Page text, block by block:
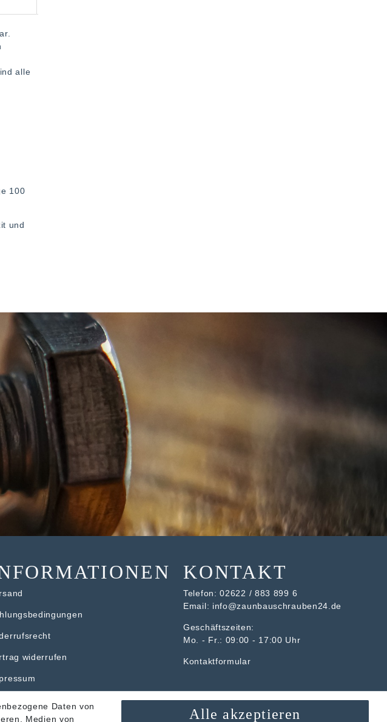
alle
100
und
widerrufen
KONTAKT
Telefon:02622 / 883 899 6
Email: info@zaunbauschrauben24.de
Geschäftszeiten:
Mo. - Fr.: 09:00 - 17:00 Uhr
Kontaktformular
Daten von
Medien von
Alle akzeptieren